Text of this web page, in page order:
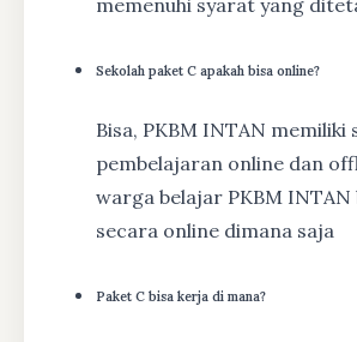
Sekolah paket C apakah bisa online?
Bisa, PKBM INTAN memiliki
pembelajaran online dan
warga belajar PKBM INTAN
secara online dimana saja
Paket C bisa kerja di mana?